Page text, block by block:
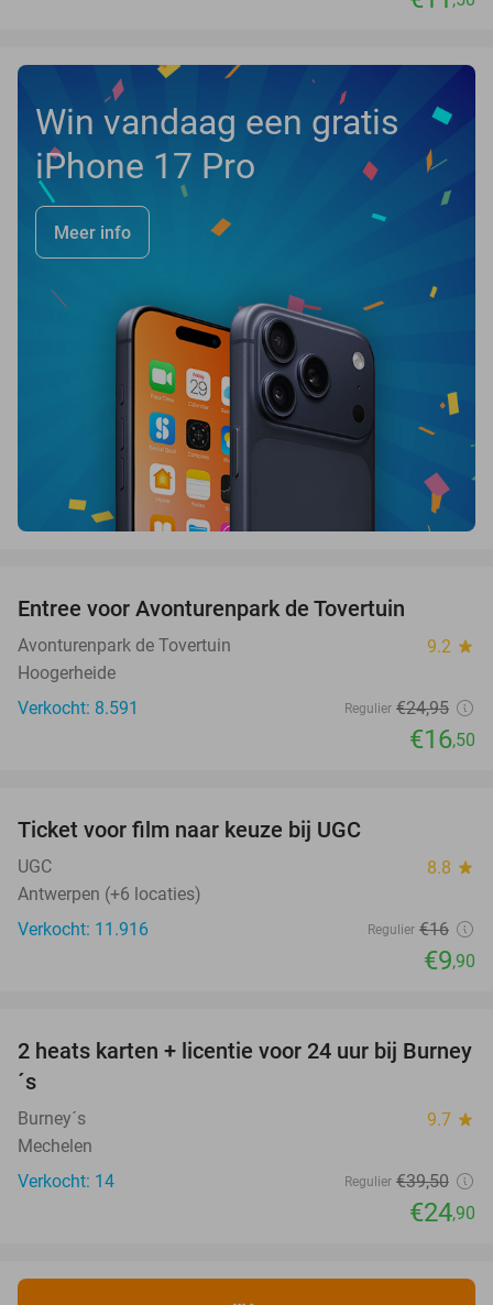
Win vandaag een gratis
iPhone 17 Pro
Meer info
Entree voor Avonturenpark de Tovertuin
Avonturenpark de Tovertuin 9.2 star
Hoogerheide
Verkocht: 8.591
Regulier €24,95
€16,50
Ticket voor film naar keuze bij UGC
UGC 8.8 star
Antwerpen (+6 locaties)
Verkocht: 11.916
Regulier €16
€9,90
37%
2 heats karten + licentie voor 24 uur bij Burney
´s
Burney´s 9.7 star
Mechelen
Verkocht: 14
Regulier €39,50
€24,90